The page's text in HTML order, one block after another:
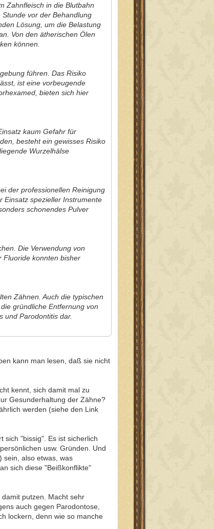
Zahnfleisch in die Blutbahn
vor der Behandlung
Lösung, um die Belastung
Von den ätherischen Ölen
können.
führen. Das Risiko
ist eine vorbeugende
bieten sich hier
kaum Gefahr für
besteht ein gewisses Risiko
Wurzelhälse
der professionellen Reinigung
Einsatz spezieller Instrumente
schonendes Pulver
Die Verwendung von
Fluoride konnten bisher
Zähnen. Auch die typischen
gründliche Entfernung von
und Parodontitis dar.
kann man lesen, daß sie nicht
kennt, sich damit mal zu
Gesunderhaltung der Zähne?
werden (siehe den Link
sich "bissig". Es ist sicherlich
usw. Gründen. Und
sein, also etwas, was
sich diese "Beißkonflikte"
putzen. Macht sehr
auch gegen Parodontose,
lockern, denn wie so manche